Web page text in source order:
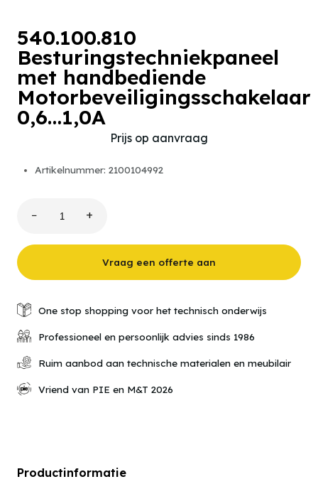
540.100.810
Besturingstechniekpaneel
met handbediende
Motorbeveiligingsschakelaar
0,6…1,0A
Prijs op aanvraag
Artikelnummer: 2100104992
−
540.100.810
met
Motorbeveiligingsschakelaar
0,6…
aantal
+
Vraag een offerte aan
One stop shopping voor het technisch onderwijs
Professioneel en persoonlijk advies sinds 1986
Ruim aanbod aan technische materialen en meubilair
Vriend van PIE en M&T 2026
Productinformatie